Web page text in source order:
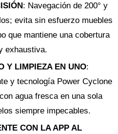
: Navegación de 200° y
evita sin esfuerzo muebles
que mantiene una cobertura
exhaustiva.
Y LIMPIEZA EN UNO:
y tecnología Power Cyclone
agua fresca en una sola
siempre impecables.
CON LA APP AL